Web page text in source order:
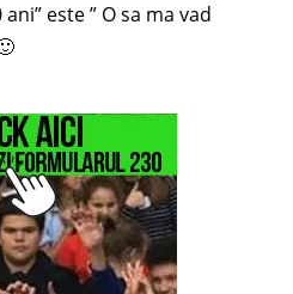
este ” O sa ma vad